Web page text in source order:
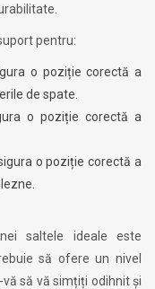
pentru:
o poziție corectă a
de spate.
o poziție corectă a
o poziție corectă a
saltele ideale este
să ofere un nivel
să vă simțiți odihnit și